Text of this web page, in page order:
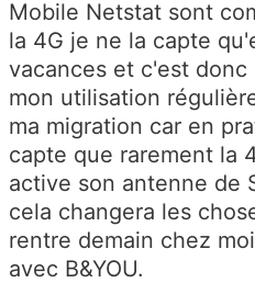
Mobile Netstat sont
la 4G je ne la capte
vacances et c'est
mon utilisation
ma migration car en
capte que rarement la
active son antenne de
cela changera les
rentre demain chez
avec B&YOU.